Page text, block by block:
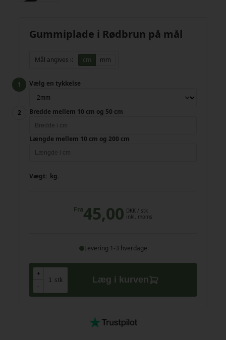
Gummiplade i Rødbrun på mål
Mål angives i: cm mm
Vælg en tykkelse
Bredde mellem 10 cm og 50 cm
Længde mellem 10 cm og 200 cm
Vægt: kg.
Fra45,00 DKK / stk
inkl. moms
Levering 1-3 hverdage
+
-
stk
+
-
Læg i kurven